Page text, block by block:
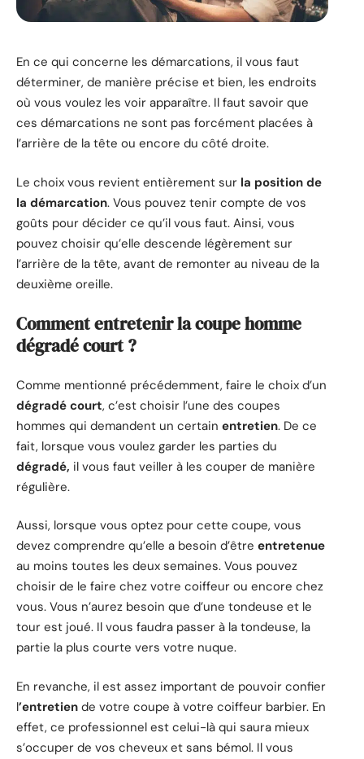
En ce qui concerne les démarcations, il vous faut
déterminer, de manière précise et bien, les endroits
où vous voulez les voir apparaître. Il faut savoir que
ces démarcations ne sont pas forcément placées à
l’arrière de la tête ou encore du côté droite.
Le choix vous revient entièrement sur la position de
la démarcation. Vous pouvez tenir compte de vos
goûts pour décider ce qu’il vous faut. Ainsi, vous
pouvez choisir qu’elle descende légèrement sur
l’arrière de la tête, avant de remonter au niveau de la
deuxième oreille.
Comment entretenir la coupe homme
dégradé court ?
Comme mentionné précédemment, faire le choix d’un
dégradé court, c’est choisir l’une des coupes
hommes qui demandent un certain entretien. De ce
fait, lorsque vous voulez garder les parties du
dégradé, il vous faut veiller à les couper de manière
régulière.
Aussi, lorsque vous optez pour cette coupe, vous
devez comprendre qu’elle a besoin d’être entretenue
au moins toutes les deux semaines. Vous pouvez
choisir de le faire chez votre coiffeur ou encore chez
vous. Vous n’aurez besoin que d’une tondeuse et le
tour est joué. Il vous faudra passer à la tondeuse, la
partie la plus courte vers votre nuque.
En revanche, il est assez important de pouvoir confier
l’entretien de votre coupe à votre coiffeur barbier. En
effet, ce professionnel est celui-là qui saura mieux
s’occuper de vos cheveux et sans bémol. Il vous